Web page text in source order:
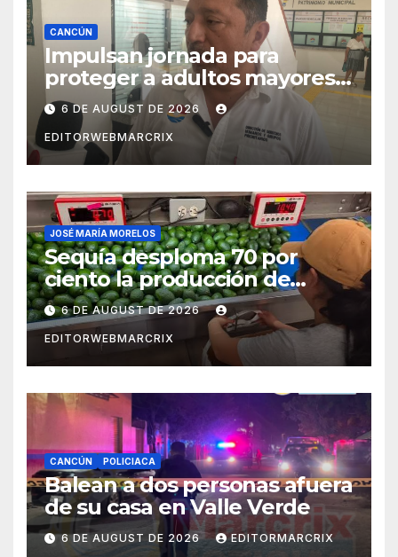
CANCÚN
Impulsan jornada para
proteger a adultos mayores
de fraudes en Cancún
6 DE AUGUST DE 2026
EDITORWEBMARCRIX
JOSÉ MARÍA MORELOS
Sequía desploma 70 por
ciento la producción de
aguacate en Candelaria
6 DE AUGUST DE 2026
EDITORWEBMARCRIX
CANCÚN POLICIACA
Balean a dos personas afuera
de su casa en Valle Verde
6 DE AUGUST DE 2026 EDITORMARCRIX